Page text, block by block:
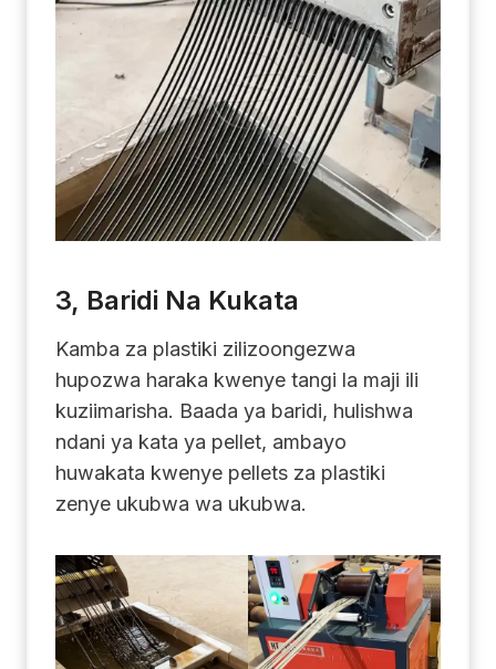
3, Baridi Na Kukata
Kamba za plastiki zilizoongezwa
hupozwa haraka kwenye tangi la maji ili
kuziimarisha. Baada ya baridi, hulishwa
ndani ya kata ya pellet, ambayo
huwakata kwenye pellets za plastiki
zenye ukubwa wa ukubwa.